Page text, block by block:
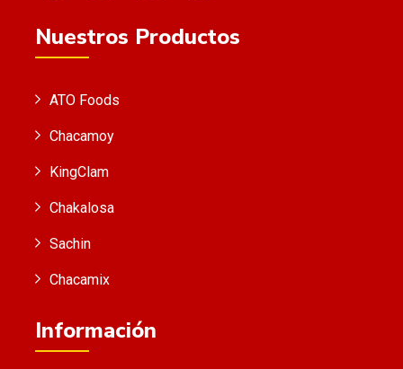
Nuestros Productos
ATO Foods
Chacamoy
KingClam
Chakalosa
Sachin
Chacamix
Información